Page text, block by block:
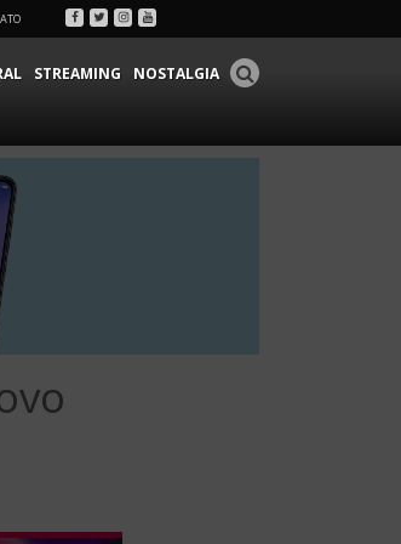
Facebook
Twitter
Instagram
Youtube
STREAMING NOSTALGIA